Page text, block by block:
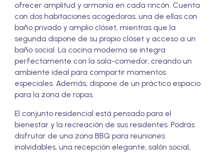
ofrecer amplitud y armonía en cada rincón. Cuenta
con dos habitaciones acogedoras, una de ellas con
baño privado y amplio clóset, mientras que la
segunda dispone de su propio clóset y acceso a un
baño social. La cocina moderna se integra
perfectamente con la sala-comedor, creando un
ambiente ideal para compartir momentos
especiales. Además, dispone de un práctico espacio
para la zona de ropas.
El conjunto residencial está pensado para el
bienestar y la recreación de sus residentes. Podrás
disfrutar de una zona BBQ para reuniones
inolvidables, una recepción elegante, salón social,